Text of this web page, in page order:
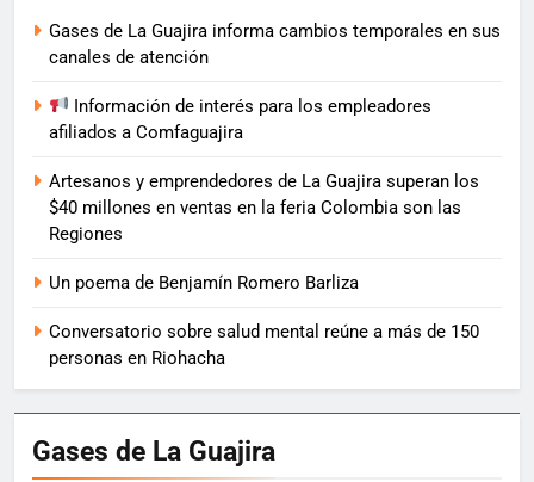
Gases de La Guajira informa cambios temporales en sus
canales de atención
Información de interés para los empleadores
afiliados a Comfaguajira
Artesanos y emprendedores de La Guajira superan los
$40 millones en ventas en la feria Colombia son las
Regiones
Un poema de Benjamín Romero Barliza
Conversatorio sobre salud mental reúne a más de 150
personas en Riohacha
Gases de La Guajira